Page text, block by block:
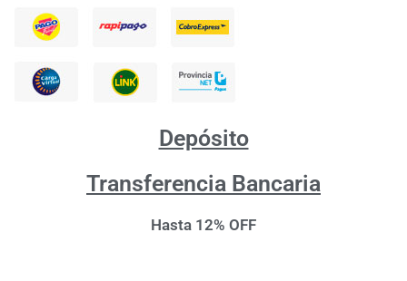
Depósito
Transferencia Bancaria
Hasta 12% OFF